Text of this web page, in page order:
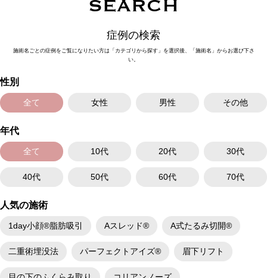
SEARCH
症例の検索
施術名ごとの症例をご覧になりたい方は「カテゴリから探す」を選択後、「施術名」からお選び下さ
い。
性別
全て 女性 男性 その他
年代
全て 10代 20代 30代
40代 50代 60代 70代
人気の施術
1day小顔®脂肪吸引 Aスレッド® A式たるみ切開®
二重術埋没法 パーフェクトアイズ® 眉下リフト